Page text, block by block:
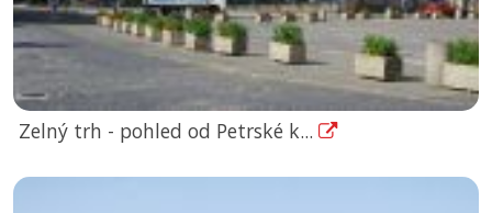
Zelný trh - pohled od Petrské k...